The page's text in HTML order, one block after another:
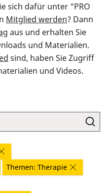
sich dafür unter "PRO
Mitglied werden? Dann
aus und erhalten Sie
und Materialien.
sind, haben Sie Zugriff
und Videos.
Themen: Therapie